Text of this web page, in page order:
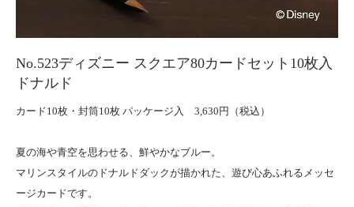
No.523ディズニー スクエア80カードセット10枚入
ドナルド
カード10枚・封筒10枚 パッケージ入 3,630円（税込）
夏の海や青空を思わせる、鮮やかなブルー。
マリンスタイルのドナルドダックが描かれた、遊び心あふれるメッセ
ージカードです。